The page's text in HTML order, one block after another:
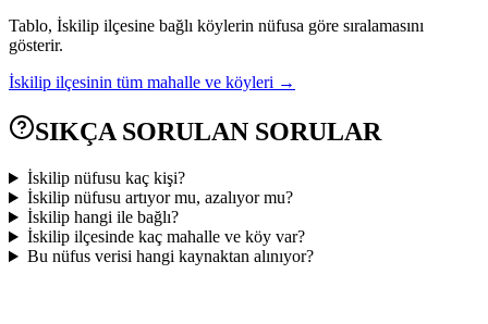
Tablo, İskilip ilçesine bağlı köylerin nüfusa göre sıralamasını
gösterir.
İskilip ilçesinin tüm mahalle ve köyleri →
SIKÇA SORULAN SORULAR
İskilip nüfusu kaç kişi?
İskilip nüfusu artıyor mu, azalıyor mu?
İskilip hangi ile bağlı?
İskilip ilçesinde kaç mahalle ve köy var?
Bu nüfus verisi hangi kaynaktan alınıyor?